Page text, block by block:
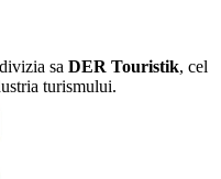
sa DER Touristik, cel
turismului.